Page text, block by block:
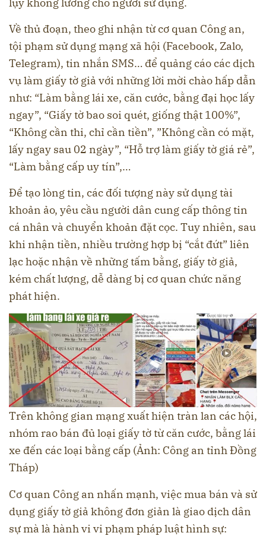
Về thủ đoạn, theo ghi nhận từ cơ quan Công an,
tội phạm sử dụng mạng xã hội (Facebook, Zalo,
Telegram), tin nhắn SMS… để quảng cáo các dịch
vụ làm giấy tờ giả với những lời mời chào hấp dẫn
như: “Làm bằng lái xe, căn cước, bằng đại học lấy
ngay”, “Giấy tờ bao soi quét, giống thật 100%”,
“Không cần thi, chỉ cần tiền”, ”Không cần có mặt,
lấy ngay sau 02 ngày”, “Hỗ trợ làm giấy tờ giá rẻ”,
“Làm bằng cấp uy tín”,…
Để tạo lòng tin, các đối tượng này sử dụng tài
khoản ảo, yêu cầu người dân cung cấp thông tin
cá nhân và chuyển khoản đặt cọc. Tuy nhiên, sau
khi nhận tiền, nhiều trường hợp bị “cắt đứt” liên
lạc hoặc nhận về những tấm bằng, giấy tờ giả,
kém chất lượng, dễ dàng bị cơ quan chức năng
phát hiện.
Trên không gian mạng xuất hiện tràn lan các hội,
nhóm rao bán đủ loại giấy tờ từ căn cước, bằng lái
xe đến các loại bằng cấp (Ảnh: Công an tỉnh Đồng
Tháp)
Cơ quan Công an nhấn mạnh, việc mua bán và sử
dụng giấy tờ giả không đơn giản là giao dịch dân
sự mà là hành vi vi phạm pháp luật hình sự: